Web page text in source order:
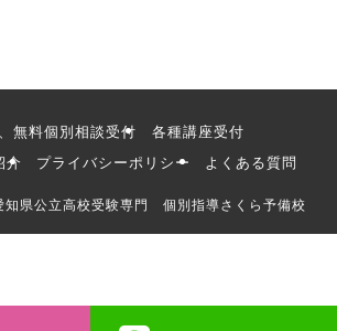
無料個別相談受付
各種講座受付
介
プライバシーポリシー よくある質問
県公立高校受験専門 個別指導さくら予備校